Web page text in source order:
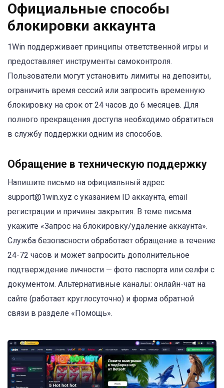
Официальные способы
блокировки аккаунта
1Win поддерживает принципы ответственной игры и
предоставляет инструменты самоконтроля.
Пользователи могут установить лимиты на депозиты,
ограничить время сессий или запросить временную
блокировку на срок от 24 часов до 6 месяцев. Для
полного прекращения доступа необходимо обратиться
в службу поддержки одним из способов.
Обращение в техническую поддержку
Напишите письмо на официальный адрес
support@1win.xyz с указанием ID аккаунта, email
регистрации и причины закрытия. В теме письма
укажите «Запрос на блокировку/удаление аккаунта».
Служба безопасности обработает обращение в течение
24-72 часов и может запросить дополнительное
подтверждение личности — фото паспорта или селфи с
документом. Альтернативные каналы: онлайн-чат на
сайте (работает круглосуточно) и форма обратной
связи в разделе «Помощь».